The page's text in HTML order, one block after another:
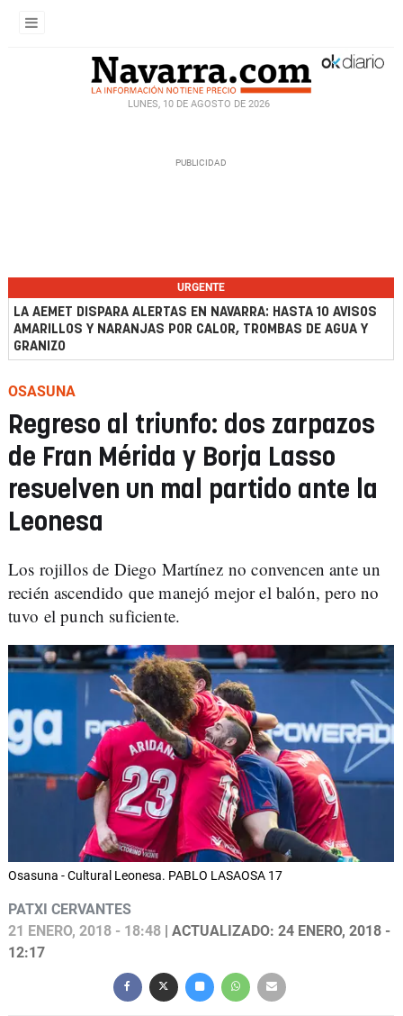
LUNES, 10 DE AGOSTO DE 2026
URGENTE
LA AEMET DISPARA ALERTAS EN NAVARRA: HASTA 10 AVISOS
AMARILLOS Y NARANJAS POR CALOR, TROMBAS DE AGUA Y
GRANIZO
OSASUNA
Regreso al triunfo: dos zarpazos
de Fran Mérida y Borja Lasso
resuelven un mal partido ante la
Leonesa
Los rojillos de Diego Martínez no convencen ante un
recién ascendido que manejó mejor el balón, pero no
tuvo el punch suficiente.
Osasuna - Cultural Leonesa. PABLO LASAOSA 17
PATXI CERVANTES
21 ENERO, 2018 - 18:48 | ACTUALIZADO: 24 ENERO, 2018 -
12:17